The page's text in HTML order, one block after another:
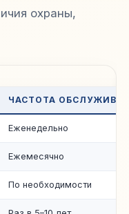
охраны,
ЧАСТОТА
Еженедельно
Ежемесячно
По необходимости